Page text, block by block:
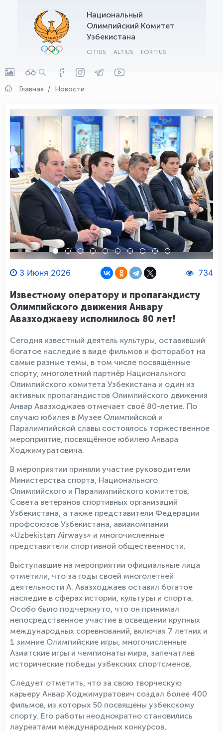
Национальный
Олимпийский Комитет
Узбекистана
CITIUS ALTIUS FORTIUS
Главная Новости
3 Июня 2026 734
Известному оператору и пропагандисту
Олимпийского движения Анвару
Авазходжаеву исполнилось 80 лет!
Сегодня известный деятель культуры, оставивший
богатое наследие в виде фильмов и фоторабот на
самые разные темы, в том числе посвящённые
спорту, многолетний партнёр Национального
Олимпийского комитета Узбекистана и один из
активных пропагандистов Олимпийского движения
Анвар Авазходжаев отмечает своё 80-летие. По
случаю юбилея в Музее Олимпийской и
Паралимпийской славы состоялось торжественное
мероприятие, посвящённое юбилею Анвара
Ходжимуратовича.
В мероприятии приняли участие руководители
Министерства спорта, Национального
Олимпийского и Паралимпийского комитетов,
Совета ветеранов спортивных организаций
Узбекистана, а также представители Федерации
профсоюзов Узбекистана, авиакомпании
«Uzbekistan Airways» и многочисленные
представители спортивной общественности.
Выступавшие на мероприятии официальные лица
отметили, что за годы своей многолетней
деятельности А. Авазходжаев оставил богатое
наследие в сферах истории, культуры и спорта.
Особо было подчеркнуто, что он принимал
непосредственное участие в освещении крупных
международных соревнований, включая 7 летних и
1 зимние Олимпийские игры, многочисленные
Азиатские игры и чемпионаты мира, запечатлев
исторические победы узбекских спортсменов.
Следует отметить, что за свою творческую
карьеру Анвар Ходжимуратович создал более 400
фильмов, из которых 50 посвящены узбекскому
спорту. Его работы неоднократно становились
лауреатами международных конкурсов,
OLYMPCHIK AI - yordamchi
Онлайн · olympic.uz